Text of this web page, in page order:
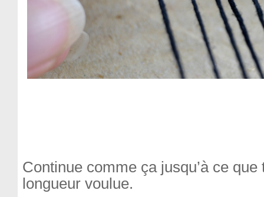
Continue comme ça jusqu’à ce que
longueur voulue.